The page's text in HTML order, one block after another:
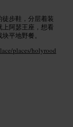
步鞋，分层着装
阿瑟王座，想看
平地野餐。
places/holyrood